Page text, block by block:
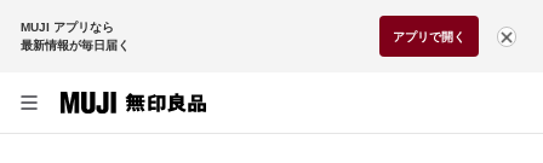
MUJI アプリなら
最新情報が毎日届く
アプリで開く